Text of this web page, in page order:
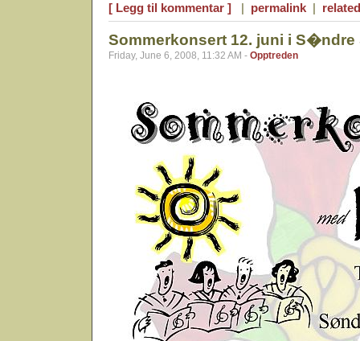
[ Legg til kommentar ] | permalink |
Sommerkonsert 12. juni i S�ndre
Friday, June 6, 2008, 11:32 AM - Opptreden